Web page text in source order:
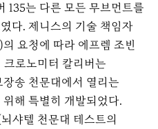
135는 다른 모든 무브먼트를
다. 제니스의 기술 책임자
요청에 따라 에프렘 조빈
로노미터 칼리버는
송 천문대에서 열리는
해 특별히 개발되었다.
샤텔 천문대 테스트의